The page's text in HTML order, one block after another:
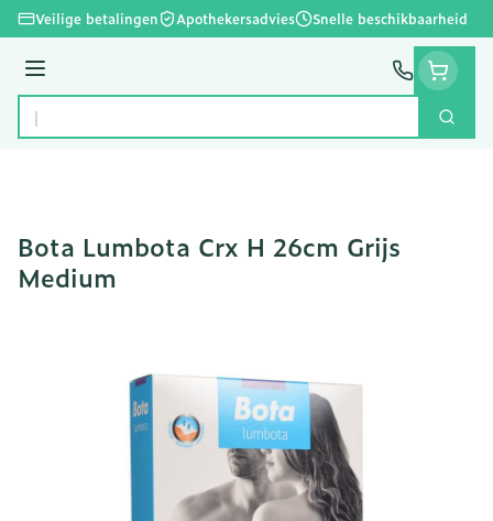
Ga naar de inhoud
Veilige betalingen Apothekersadvies Snelle beschikbaarheid
Menu
Product, merk, categorie...
Zoek
Bota Lumbota Crx H 26cm Grijs
Medium